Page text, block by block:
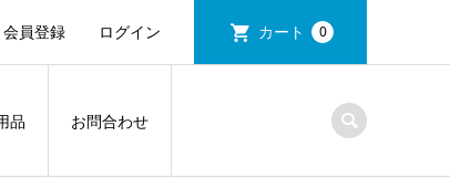
会員登録 ログイン カート 0
品 お問合わせ